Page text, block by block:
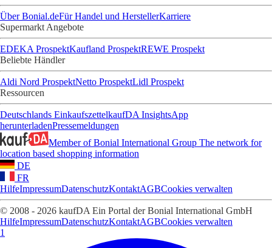
Über Bonial.deFür Handel und HerstellerKarriere
Supermarkt Angebote
EDEKA ProspektKaufland ProspektREWE Prospekt
Beliebte Händler
Aldi Nord ProspektNetto ProspektLidl Prospekt
Ressourcen
Deutschlands EinkaufszettelkaufDA InsightsApp
herunterladenPressemeldungen
Member of Bonial International Group The network for
location based shopping information
DE
FR
HilfeImpressumDatenschutzKontaktAGBCookies verwalten
© 2008 - 2026 kaufDA Ein Portal der Bonial International GmbH
HilfeImpressumDatenschutzKontaktAGBCookies verwalten
1